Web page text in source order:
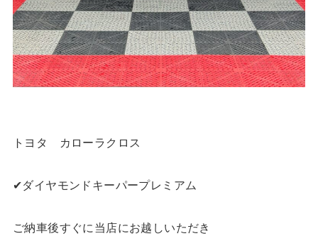
トヨタ カローラクロス
✔︎ダイヤモンドキーパープレミアム
ご納車後すぐに当店にお越しいただき